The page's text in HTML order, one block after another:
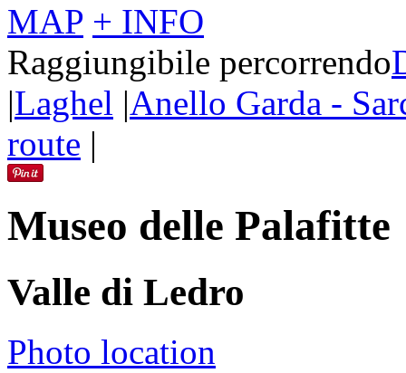
MAP + INFO
Raggiungibile percorrendo
|Laghel |Anello Garda -
route |
Museo delle Palafitte
Valle di Ledro
Photo location